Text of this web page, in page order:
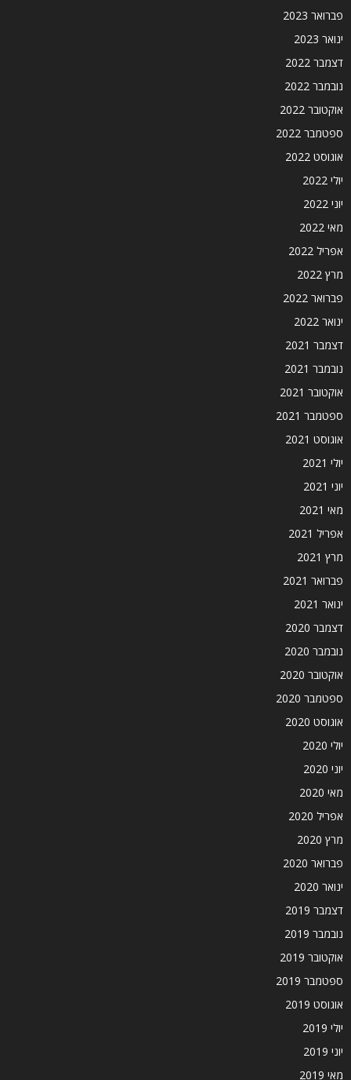
פברואר 2023
ינואר 2023
דצמבר 2022
נובמבר 2022
אוקטובר 2022
ספטמבר 2022
אוגוסט 2022
יולי 2022
יוני 2022
מאי 2022
אפריל 2022
מרץ 2022
פברואר 2022
ינואר 2022
דצמבר 2021
נובמבר 2021
אוקטובר 2021
ספטמבר 2021
אוגוסט 2021
יולי 2021
יוני 2021
מאי 2021
אפריל 2021
מרץ 2021
פברואר 2021
ינואר 2021
דצמבר 2020
נובמבר 2020
אוקטובר 2020
ספטמבר 2020
אוגוסט 2020
יולי 2020
יוני 2020
מאי 2020
אפריל 2020
מרץ 2020
פברואר 2020
ינואר 2020
דצמבר 2019
נובמבר 2019
אוקטובר 2019
ספטמבר 2019
אוגוסט 2019
יולי 2019
יוני 2019
מאי 2019